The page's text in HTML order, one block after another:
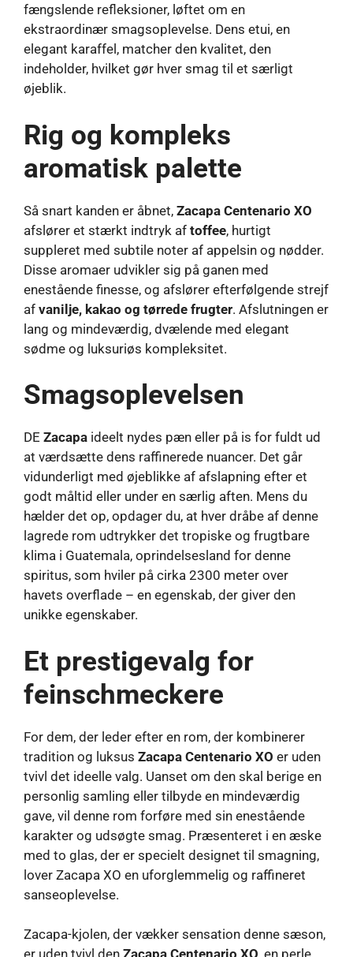
fængslende refleksioner, løftet om en
ekstraordinær smagsoplevelse. Dens etui, en
elegant karaffel, matcher den kvalitet, den
indeholder, hvilket gør hver smag til et særligt
øjeblik.
Rig og kompleks
aromatisk palette
Så snart kanden er åbnet, Zacapa Centenario XO
afslører et stærkt indtryk af toffee, hurtigt
suppleret med subtile noter af appelsin og nødder.
Disse aromaer udvikler sig på ganen med
enestående finesse, og afslører efterfølgende strejf
af vanilje, kakao og tørrede frugter. Afslutningen er
lang og mindeværdig, dvælende med elegant
sødme og luksuriøs kompleksitet.
Smagsoplevelsen
DE Zacapa ideelt nydes pæn eller på is for fuldt ud
at værdsætte dens raffinerede nuancer. Det går
vidunderligt med øjeblikke af afslapning efter et
godt måltid eller under en særlig aften. Mens du
hælder det op, opdager du, at hver dråbe af denne
lagrede rom udtrykker det tropiske og frugtbare
klima i Guatemala, oprindelsesland for denne
spiritus, som hviler på cirka 2300 meter over
havets overflade – en egenskab, der giver den
unikke egenskaber.
Et prestigevalg for
feinschmeckere
For dem, der leder efter en rom, der kombinerer
tradition og luksus Zacapa Centenario XO er uden
tvivl det ideelle valg. Uanset om den skal berige en
personlig samling eller tilbyde en mindeværdig
gave, vil denne rom forføre med sin enestående
karakter og udsøgte smag. Præsenteret i en æske
med to glas, der er specielt designet til smagning,
lover Zacapa XO en uforglemmelig og raffineret
sanseoplevelse.
Zacapa-kjolen, der vækker sensation denne sæson,
er uden tvivl den Zacapa Centenario XO , en perle